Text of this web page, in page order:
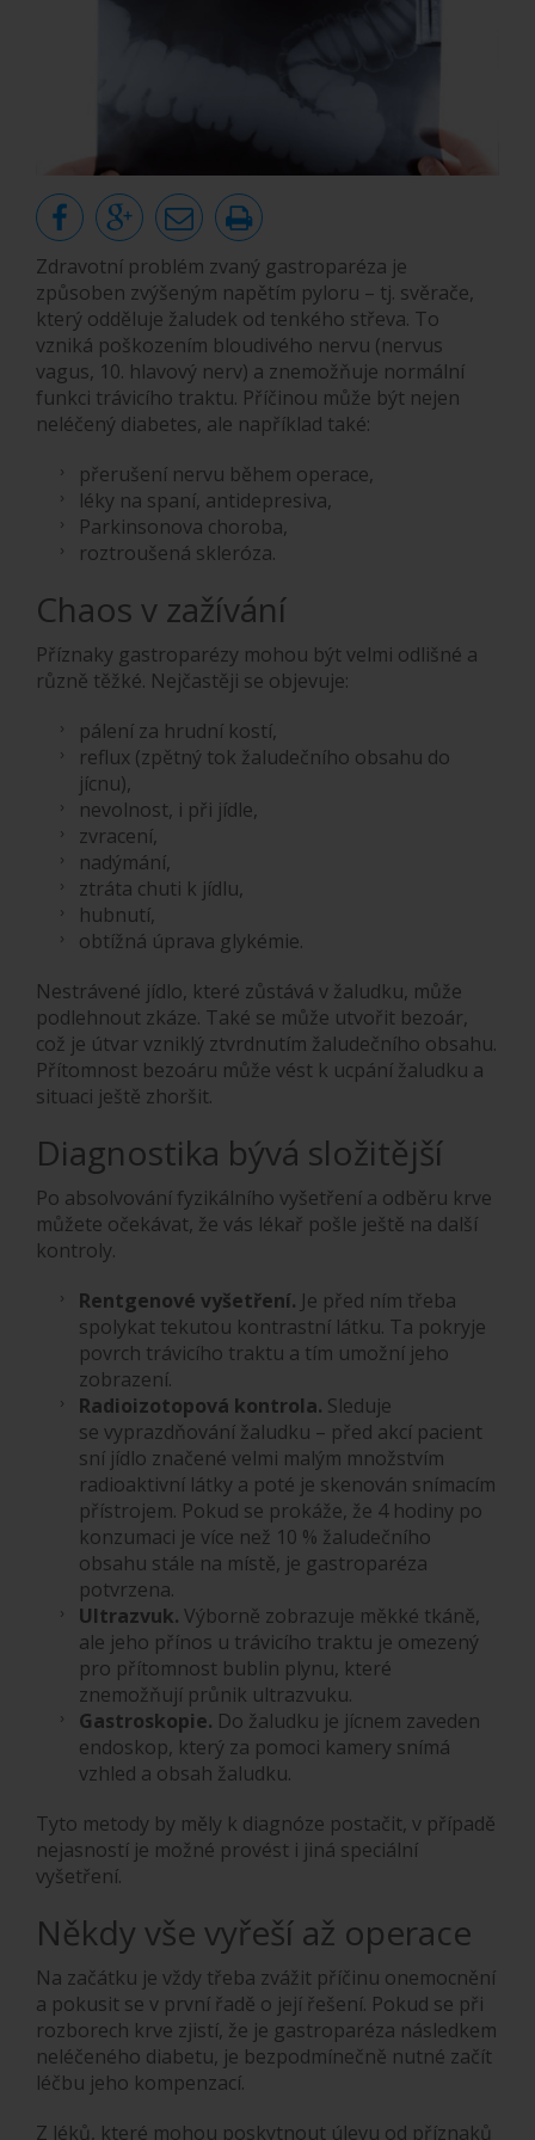
Zdravotní problém zvaný gastroparéza je
způsoben zvýšeným napětím pyloru – tj. svěrače,
který odděluje žaludek od tenkého střeva. To
vzniká poškozením bloudivého nervu (nervus
vagus, 10. hlavový nerv) a znemožňuje normální
funkci trávicího traktu. Příčinou může být nejen
neléčený diabetes, ale například také:
přerušení nervu během operace,
léky na spaní, antidepresiva,
Parkinsonova choroba,
roztroušená skleróza.
Chaos v zažívání
Příznaky gastroparézy mohou být velmi odlišné a
různě těžké. Nejčastěji se objevuje:
pálení za hrudní kostí,
reflux (zpětný tok žaludečního obsahu do
jícnu),
nevolnost, i při jídle,
zvracení,
nadýmání,
ztráta chuti k jídlu,
hubnutí,
obtížná úprava glykémie.
Nestrávené jídlo, které zůstává v žaludku, může
podlehnout zkáze. Také se může utvořit bezoár,
což je útvar vzniklý ztvrdnutím žaludečního obsahu.
Přítomnost bezoáru může vést k ucpání žaludku a
situaci ještě zhoršit.
Diagnostika bývá složitější
Po absolvování fyzikálního vyšetření a odběru krve
můžete očekávat, že vás lékař pošle ještě na další
kontroly.
Rentgenové vyšetření. Je před ním třeba
spolykat tekutou kontrastní látku. Ta pokryje
povrch trávicího traktu a tím umožní jeho
zobrazení.
Radioizotopová kontrola. Sleduje
se vyprazdňování žaludku – před akcí pacient
sní jídlo značené velmi malým množstvím
radioaktivní látky a poté je skenován snímacím
přístrojem. Pokud se prokáže, že 4 hodiny po
konzumaci je více než 10 % žaludečního
obsahu stále na místě, je gastroparéza
potvrzena.
Ultrazvuk. Výborně zobrazuje měkké tkáně,
ale jeho přínos u trávicího traktu je omezený
pro přítomnost bublin plynu, které
znemožňují průnik ultrazvuku.
Gastroskopie. Do žaludku je jícnem zaveden
endoskop, který za pomoci kamery snímá
vzhled a obsah žaludku.
Tyto metody by měly k diagnóze postačit, v případě
nejasností je možné provést i jiná speciální
vyšetření.
Někdy vše vyřeší až operace
Na začátku je vždy třeba zvážit příčinu onemocnění
a pokusit se v první řadě o její řešení. Pokud se při
rozborech krve zjistí, že je gastroparéza následkem
neléčeného diabetu, je bezpodmínečně nutné začít
léčbu jeho kompenzací.
Z léků, které mohou poskytnout úlevu od příznaků